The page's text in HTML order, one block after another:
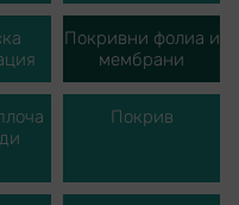
Покривни фолиа и
мембрани
Покрив